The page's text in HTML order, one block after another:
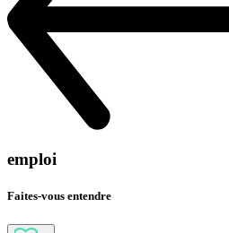
emploi
Faites-vous entendre